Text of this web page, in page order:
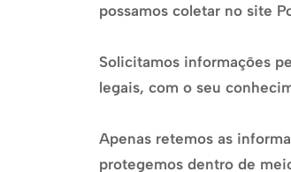
possamos coletar no site
Solicitamos informações
legais, com o seu
Apenas retemos as
protegemos dentro de